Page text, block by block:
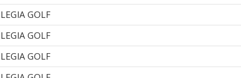
LEGIA GOLF
LEGIA GOLF
LEGIA GOLF